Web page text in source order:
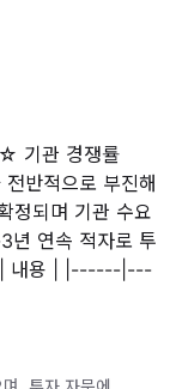
기관 경쟁률
반적으로 부진해
정되며 기관 수요
년 연속 적자로 투
| 내용 | |------|---